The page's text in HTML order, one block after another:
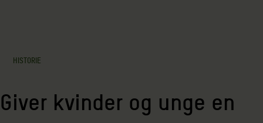
HISTORIE
Giver kvinder og unge en